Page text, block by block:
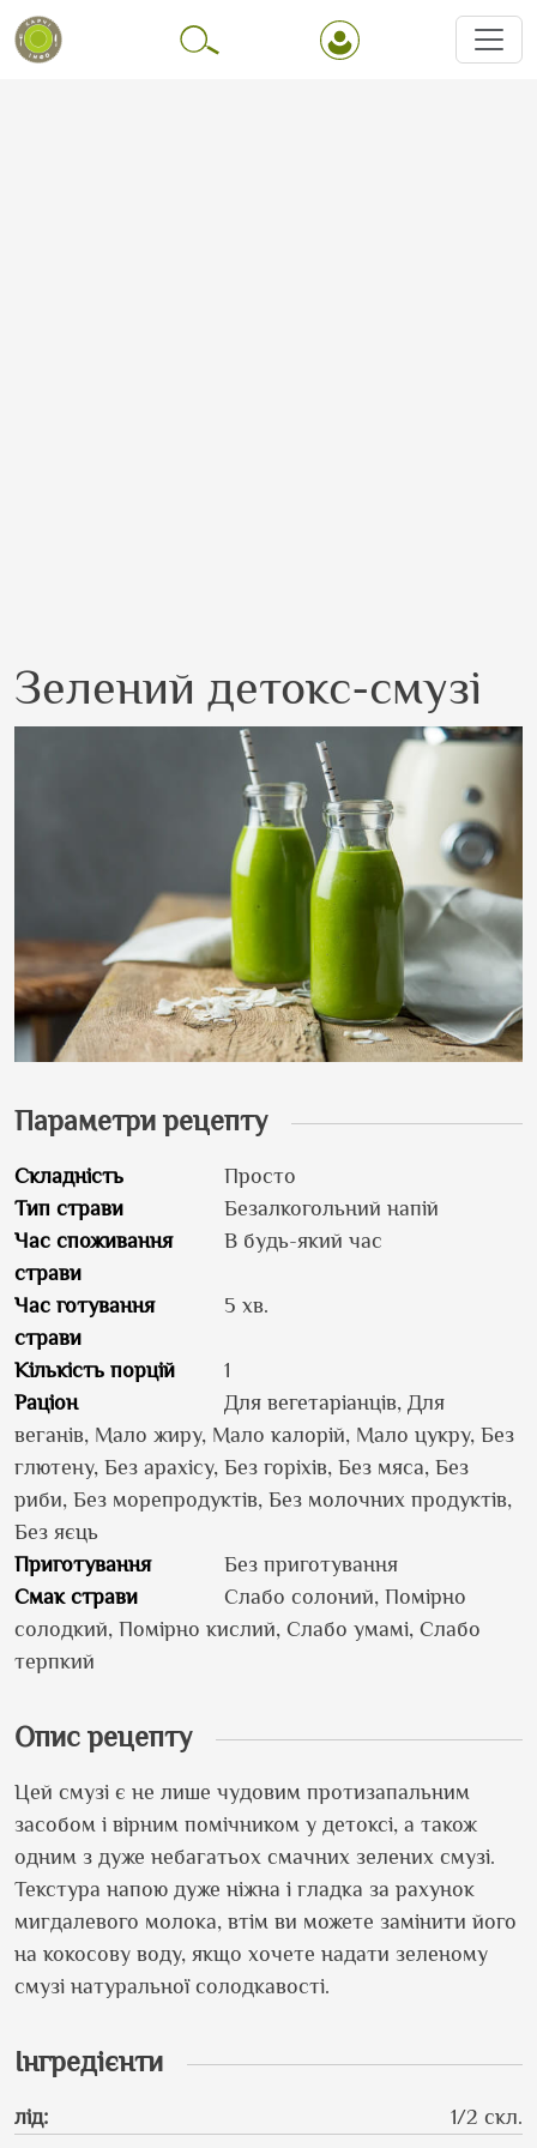
Зелений детокс-смузі
Параметри рецепту
Складність
Просто
Тип страви
Безалкогольний напій
Час споживання
страви
В будь-який час
Час готування
страви
5 хв.
Кількість порцій
1
Раціон
Для вегетаріанців, Для
веганів, Мало жиру, Мало калорій, Мало цукру, Без
глютену, Без арахісу, Без горіхів, Без мяса, Без
риби, Без морепродуктів, Без молочних продуктів,
Без яєць
Приготування
Без приготування
Смак страви
Слабо солоний, Помірно
солодкий, Помірно кислий, Слабо умамі, Слабо
терпкий
Опис рецепту
Цей смузі є не лише чудовим протизапальним
засобом і вірним помічником у детоксі, а також
одним з дуже небагатьох смачних зелених смузі.
Текстура напою дуже ніжна і гладка за рахунок
мигдалевого молока, втім ви можете замінити його
на кокосову воду, якщо хочете надати зеленому
смузі натуральної солодкавості.
Інгредієнти
лід: 1/2 скл.